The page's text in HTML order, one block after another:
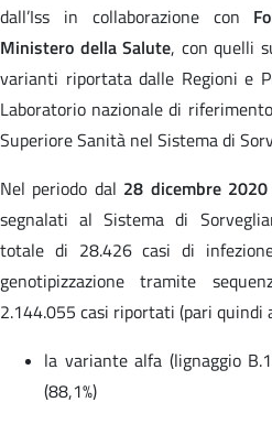
dall’Iss in collaborazione con
Ministero della Salute, con quelli
varianti riportata dalle Regioni e
Laboratorio nazionale di
Superiore Sanità nel Sistema di
Nel periodo dal 28 dicembre
segnalati al Sistema di
totale di 28.426 casi di
genotipizzazione tramite
2.144.055 casi riportati (pari quindi
la variante alfa (lignaggio
(88,1%)